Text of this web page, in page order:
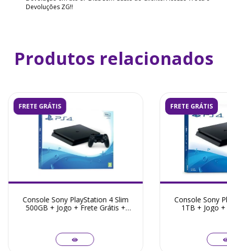
Devoluções ZG!!
Produtos relacionados
FRETE GRÁTIS
Console Sony PlayStation 4 Slim
500GB + Jogo + Frete Grátis +
FRETE GRÁTIS
Console Sony
1TB + Jogo